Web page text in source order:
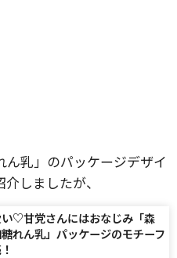
乳」のパッケージデザイ
しましたが、
♡甘党さんにはおなじみ「森
れん乳」パッケージのモチーフ